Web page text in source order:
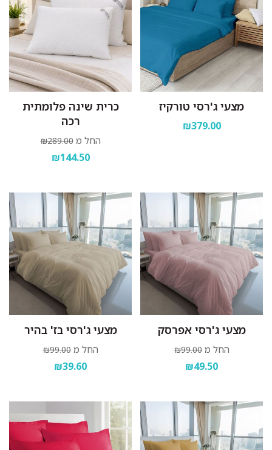
מצעי ג'רסי טורקיז
₪379.00
כרית שינה פלומתית
רכה
החל מ ₪289.00
₪144.50
מצעי ג'רסי אפרסק
החל מ ₪99.00
₪49.50
מצעי ג'רסי בז' בהיר
החל מ ₪99.00
₪39.60